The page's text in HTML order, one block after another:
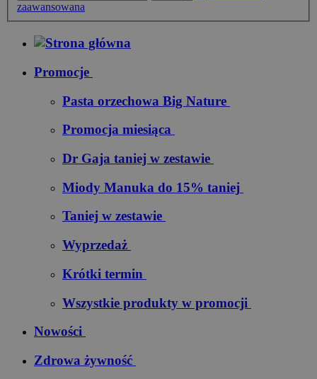
zaawansowana
Promocje
Pasta orzechowa Big Nature
Promocja miesiąca
Dr Gaja taniej w zestawie
Miody Manuka do 15% taniej
Taniej w zestawie
Wyprzedaż
Krótki termin
Wszystkie produkty w promocji
Nowości
Zdrowa żywność